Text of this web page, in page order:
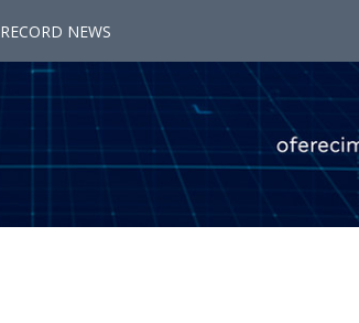
RECORD NEWS